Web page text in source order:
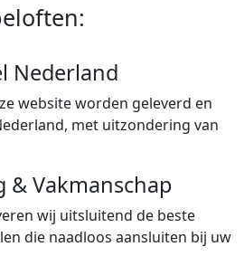
Nederland
website worden geleverd en
met uitzondering van
& Vakmanschap
wij uitsluitend de beste
die naadloos aansluiten bij uw